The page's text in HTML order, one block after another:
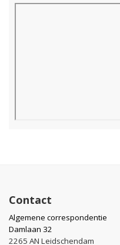
Contact
Algemene correspondentie
Damlaan 32
2265 AN Leidschendam